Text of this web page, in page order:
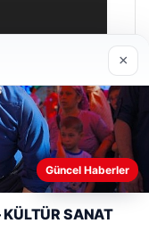
amacıyla çerezler
×
Güncel Haberler
SANAT